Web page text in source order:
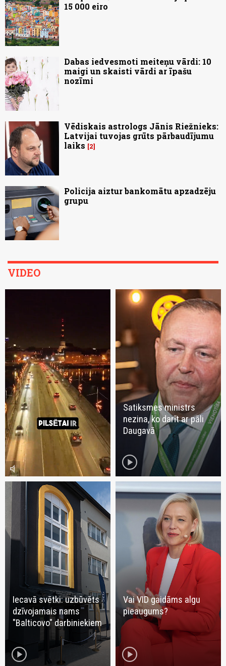
15 000 eiro
Dabas iedvesmoti meiteņu vārdi: 10
maigi un skaisti vārdi ar īpašu
nozīmi
Vēdiskais astrologs Jānis Riežnieks:
Latvijai tuvojas grūts pārbaudījumu
laiks
2
Policija aiztur bankomātu apzadzēju
grupu
VIDEO
volume_mute
Satiksmes ministrs
nezina, ko darīt ar pāli
Daugavā
play_circle
Iecavā svētki: uzbūvēts
dzīvojamais nams
"Balticovo" darbiniekiem
play_circle
Vai VID gaidāms algu
pieaugums?
play_circle